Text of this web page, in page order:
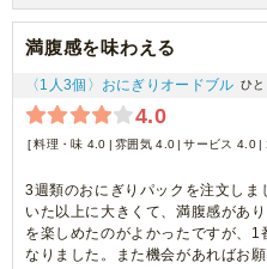
美味しく、従業員にも好評でした。
満腹感を味わえる
〈1人3個〉おにぎりオードブル ひ
4.0
料理・味 4.0 雰囲気 4.0 サービス 4.0
3週類のおにぎりパックを注文し
いた以上に大きくて、満腹感があ
を楽しめたのがよかったですが、1
なりました。また機会があればお